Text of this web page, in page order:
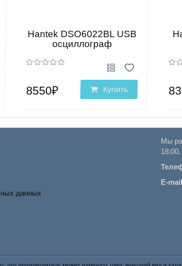
Hantek DSO6022BL USB
осциллограф
8550₽ Купить
данных
Мы
E-mail